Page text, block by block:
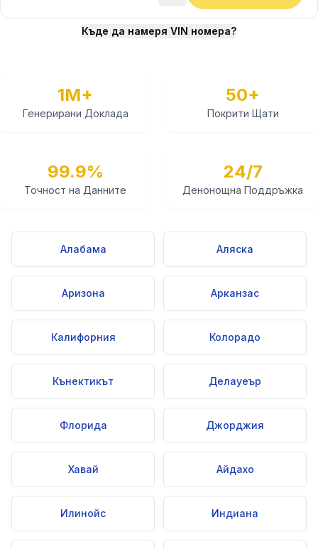
Къде да намеря VIN номера?
1M+
Генерирани Доклада
50+
Покрити Щати
99.9%
Точност на Данните
24/7
Денонощна Поддръжка
Алабама Аляска
Аризона Арканзас
Калифорния Колорадо
Кънектикът Делауеър
Флорида Джорджия
Хавай Айдахо
Илинойс Индиана